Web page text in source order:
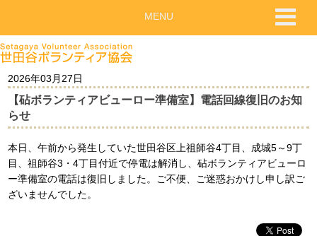
2026年03月27日
【砧ボランティアビューロー準備室】電話回線復旧のお知
らせ
本日、午前から発生していた世田谷区上祖師谷4丁目、成城5～9丁
目、祖師谷3・4丁目付近で停電は解消し、砧ボランティアビューロ
ー準備室の電話は復旧しました。ご不便、ご迷惑おかけし申し訳ご
ざいませんでした。
MENU